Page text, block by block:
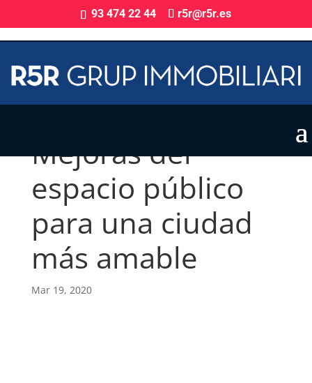
93 474 22 44 r5r@r5r.es
Mejoras del
espacio público
para una ciudad
más amable
Mar 19, 2020